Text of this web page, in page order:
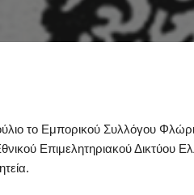
το Εμπορικού Συλλόγου
Επιμελητηριακού Δικτύου